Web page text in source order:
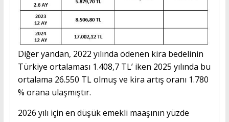
Diğer yandan, 2022 yılında ödenen kira bedelinin
Türkiye ortalaması 1.408,7 TL’ iken 2025 yılında bu
ortalama 26.550 TL olmuş ve kira artış oranı 1.780
% orana ulaşmıştır.
2026 yılı için en düşük emekli maaşının yüzde